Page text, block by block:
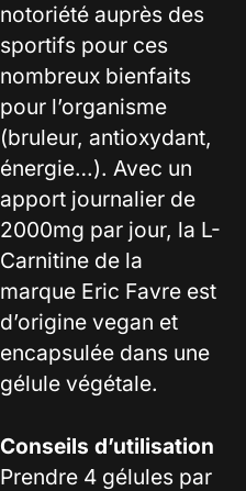
notoriété auprès des
sportifs pour ces
nombreux bienfaits
pour l’organisme
(bruleur, antioxydant,
énergie…). Avec un
apport journalier de
2000mg par jour, la L-
Carnitine de la
marque Eric Favre est
d’origine vegan et
encapsulée dans une
gélule végétale.
Conseils d’utilisation
Prendre 4 gélules par